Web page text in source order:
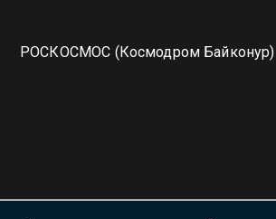
РОСКОСМОС (Космодром Байконур)